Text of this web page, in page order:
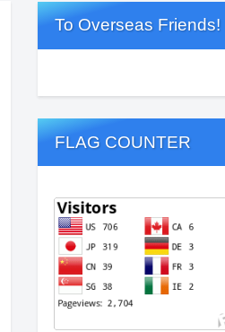
To Overseas Friends!
FLAG COUNTER